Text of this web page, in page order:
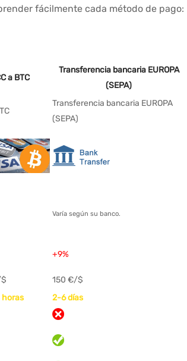
fácilmente cada método de pago:
a BTC
Transferencia bancaria EUROPA
(SEPA)
Transferencia bancaria EUROPA
(SEPA)
Varía según su banco.
+9%
150 €/$
2-6 días